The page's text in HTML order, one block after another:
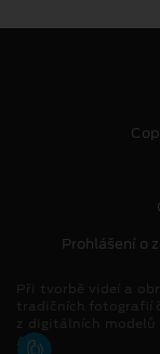
Prohlášení o
AI).